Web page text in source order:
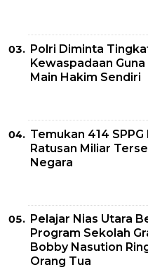
Polri Diminta
Kewaspadaan
Main Hakim Sendiri
Temukan 414
Ratusan Miliar
Negara
Pelajar Nias Utara
Program Sekolah
Bobby Nasution
Orang Tua